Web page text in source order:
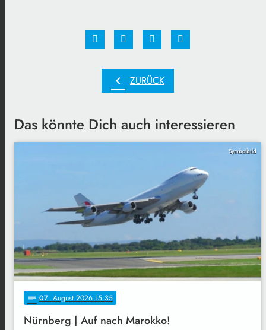
chevron_left ZURÜCK
Das könnte Dich auch interessieren
Symbolbild
notes 07. August 2026 15:35
Nürnberg | Auf nach Marokko!